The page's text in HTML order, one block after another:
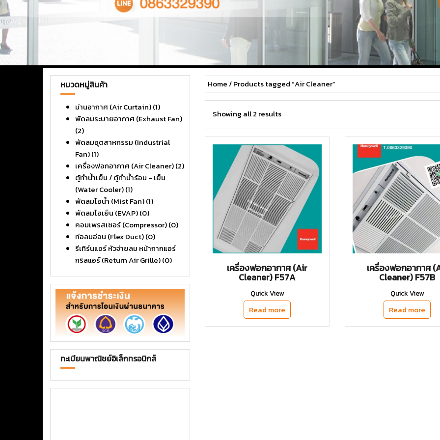
Home/ Products tagged “Air Cleaner”
Showing all 2 results
เครื่องฟอกอากาศ (Air
Cleaner) F57A
Quick View
Read more
เครื่องฟอกอากาศ
Cleaner) F57B
Quick View
Read more
หมวดหมู่สินค้า
ม่านอากาศ (Air Curtain)(1)
พัดลมระบายอากาศ (Exhaust Fan)
(2)
พัดลมอุตสาหกรรม (Industrial
Fan)(1)
เครื่องฟอกอากาศ (Air Cleaner)(2)
ตู้ทำน้ำเย็น / ตู้ทำน้ำร้อน - เย็น
(Water Cooler)(1)
พัดลมไอน้ำ (Mist Fan)(1)
พัดลมไอเย็น (EVAP)(0)
คอมเพรสเซอร์ (Compressor)(0)
ท่อลมอ่อน (Flex Duct)(0)
รีเทิร์นแอร์ หัวจ่ายลม หน้ากากแอร์
กริลแอร์ (Return Air Grille)(0)
ทะเบียนพาณิชย์อิเล็กทรอนิกส์